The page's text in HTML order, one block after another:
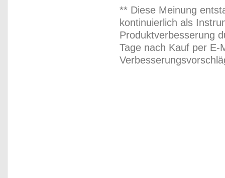
** Diese Meinung
kontinuierlich als
Produktverbesserung
Tage nach Kauf per E-